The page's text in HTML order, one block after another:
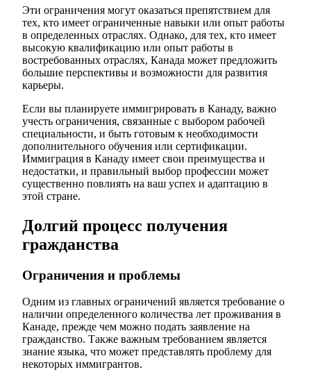
Эти ограничения могут оказаться препятствием для
тех, кто имеет ограниченные навыки или опыт работы
в определенных отраслях. Однако, для тех, кто имеет
высокую квалификацию или опыт работы в
востребованных отраслях, Канада может предложить
большие перспективы и возможности для развития
карьеры.
Если вы планируете иммигрировать в Канаду, важно
учесть ограничения, связанные с выбором рабочей
специальности, и быть готовым к необходимости
дополнительного обучения или сертификации.
Иммиграция в Канаду имеет свои преимущества и
недостатки, и правильный выбор профессии может
существенно повлиять на ваш успех и адаптацию в
этой стране.
Долгий процесс получения
гражданства
Ограничения и проблемы
Одним из главных ограничений является требование о
наличии определенного количества лет проживания в
Канаде, прежде чем можно подать заявление на
гражданство. Также важным требованием является
знание языка, что может представлять проблему для
некоторых иммигрантов.